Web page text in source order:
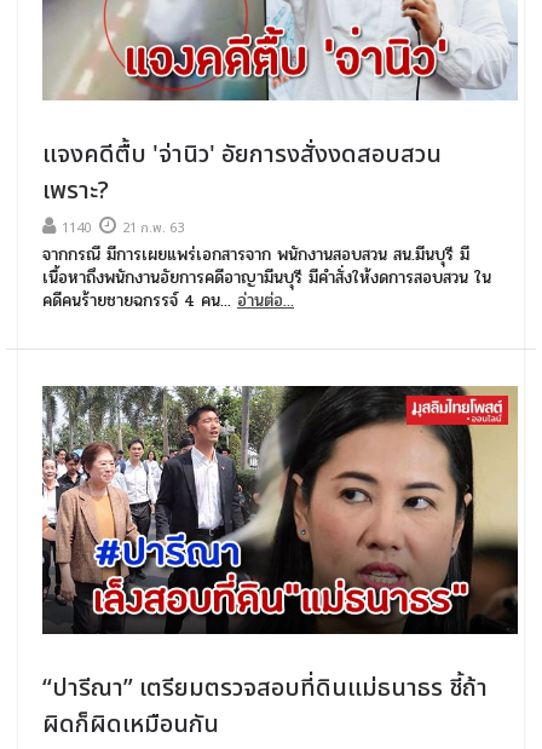
แจงคดีตื้บ 'จ่านิว' อัยการงสั่งงดสอบสวน
เพราะ?
1140 21 ก.พ. 63
จากกรณี มีการเผยแพร่เอกสารจาก พนักงานสอบสวน สน.มีนบุรี มี
เนื้อหาถึงพนักงานอัยการคดีอาญามีนบุรี มีคำสั่งให้งดการสอบสวน ใน
คดีคนร้ายชายฉกรรจ์ 4 คน... อ่านต่อ...
“ปารีณา” เตรียมตรวจสอบที่ดินแม่ธนาธร ชี้ถ้า
ผิดก็ผิดเหมือนกัน